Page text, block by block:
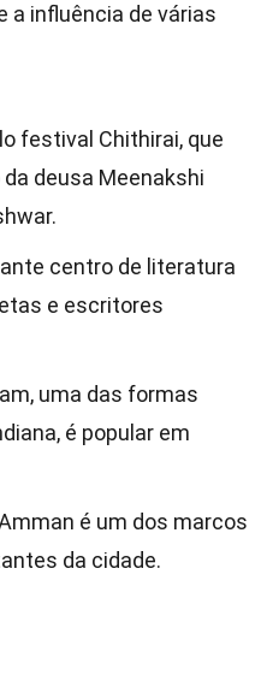
a influência de várias
festival Chithirai, que
deusa Meenakshi
centro de literatura
e escritores
uma das formas
é popular em
é um dos marcos
da cidade.